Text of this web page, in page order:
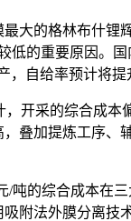
大的格林布什锂
低的重要原因。
，自给率预计将提
开采的综合成
叠加提炼工序、
的综合成本在
附法外膜分离技